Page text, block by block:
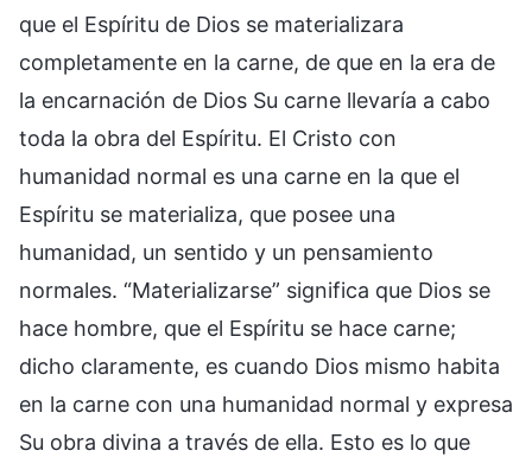
que el Espíritu de Dios se materializara
completamente en la carne, de que en la era de
la encarnación de Dios Su carne llevaría a cabo
toda la obra del Espíritu. El Cristo con
humanidad normal es una carne en la que el
Espíritu se materializa, que posee una
humanidad, un sentido y un pensamiento
normales. “Materializarse” significa que Dios se
hace hombre, que el Espíritu se hace carne;
dicho claramente, es cuando Dios mismo habita
en la carne con una humanidad normal y expresa
Su obra divina a través de ella. Esto es lo que